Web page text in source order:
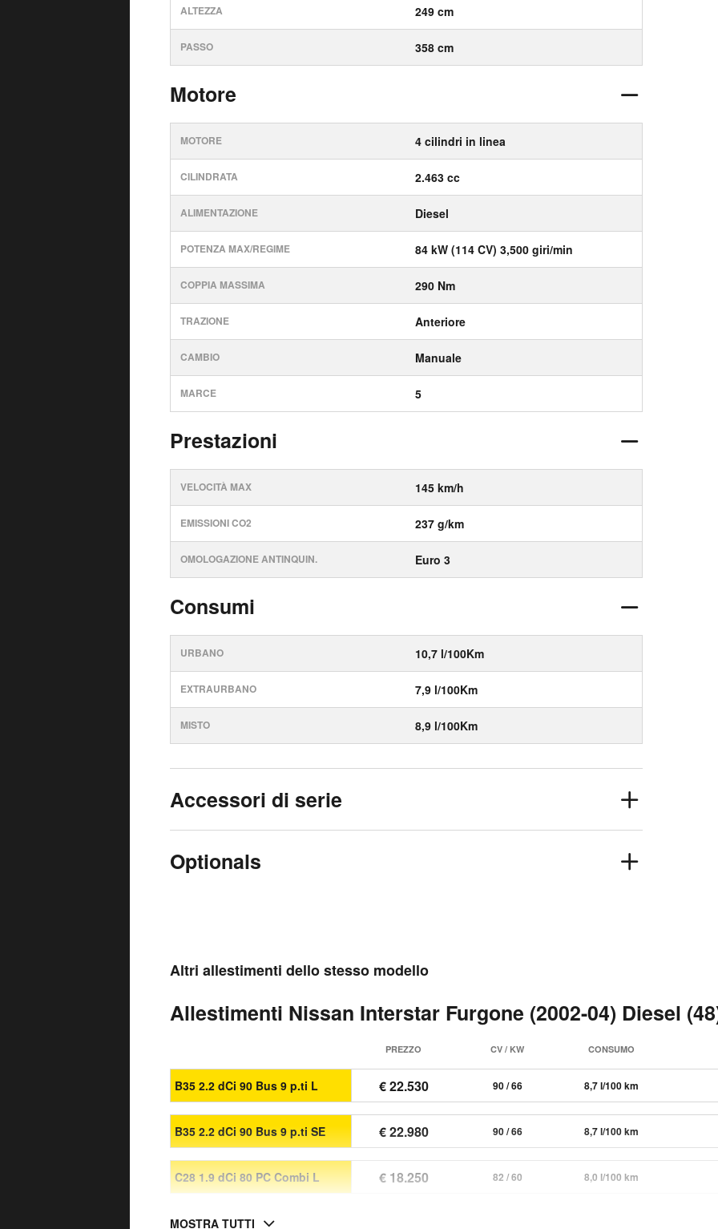
ALTEZZA 249 cm
PASSO 358 cm
Motore
MOTORE 4 cilindri in linea
CILINDRATA 2.463 cc
ALIMENTAZIONE Diesel
POTENZA MAX/REGIME 84 kW (114 CV) 3,500 giri/min
COPPIA MASSIMA 290 Nm
TRAZIONE Anteriore
CAMBIO Manuale
MARCE 5
Prestazioni
VELOCITÀ MAX 145 km/h
EMISSIONI CO2 237 g/km
OMOLOGAZIONE ANTINQUIN. Euro 3
Consumi
URBANO 10,7 l/100Km
EXTRAURBANO 7,9 l/100Km
MISTO 8,9 l/100Km
Accessori di serie
Optionals
Altri allestimenti dello stesso modello
Allestimenti Nissan Interstar Furgone (2002-04) Diesel
PREZZO CV / KW CONSUMO
B35 2.2 dCi 90 Bus 9 p.ti L € 22.530 90 / 66 8,7 l/100 km
B35 2.2 dCi 90 Bus 9 p.ti SE € 22.980 90 / 66 8,7 l/100 km
C28 1.9 dCi 80 PC Combi L € 18.250 82 / 60 8,0 l/100 km
MOSTRA TUTTI